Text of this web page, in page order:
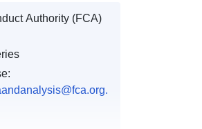
Authority (FCA)